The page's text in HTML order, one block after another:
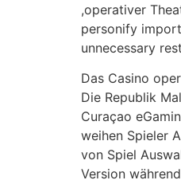
,operativer
personify
unnecessary
Das Casino
Die Republik
Curaçao
weihen Spieler
von Spiel
Version